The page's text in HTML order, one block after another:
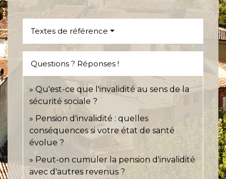
Textes de référence
Questions ? Réponses !
Qu'est-ce que l'invalidité au sens de la
sécurité sociale ?
Pension d'invalidité : quelles
conséquences si votre état de santé
évolue ?
Peut-on cumuler la pension d'invalidité
avec d'autres revenus ?